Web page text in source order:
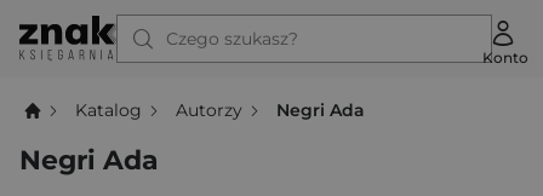
Czego szukasz?
Konto
Katalog Autorzy Negri Ada
Negri Ada